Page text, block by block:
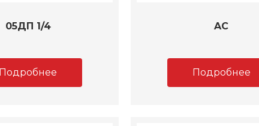
05ДП 1/4
Подробнее
AC
Подробнее